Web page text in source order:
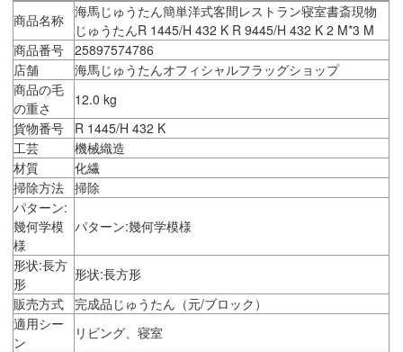
商品名称
海馬じゅうたん簡単洋式客間レストラン寝室書斎現物
じゅうたんR 1445/H 432 K R 9445/H 432 K 2 M*3 M
商品番号
25897574786
店舗
海馬じゅうたんオフィシャルフラッグショップ
商品の毛
の重さ
12.0 kg
貨物番号
R 1445/H 432 K
工芸
機械織造
材質
化繊
掃除方法
掃除
パターン:
幾何学模
様
パターン:幾何学模様
形状:長方
形
形状:長方形
販売方式
完成品じゅうたん（元/ブロック）
適用シー
ン
リビング、寝室